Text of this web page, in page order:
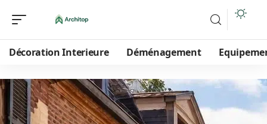
Décoration Interieure Déménagement